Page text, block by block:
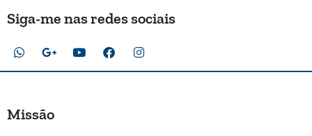
Siga-me nas redes sociais
Missão